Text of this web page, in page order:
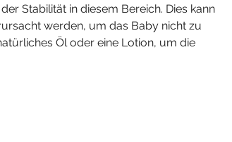
Stabilität in diesem Bereich. Dies kann
werden, um das Baby nicht zu
Öl oder eine Lotion, um die